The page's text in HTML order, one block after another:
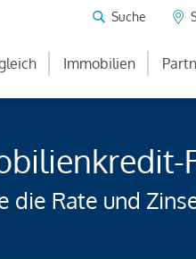
Suche
Immobilien
die Rate und